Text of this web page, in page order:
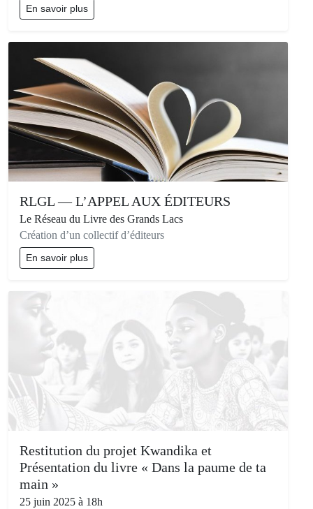
En savoir plus
RLGL — L’APPEL AUX ÉDITEURS
Le Réseau du Livre des Grands Lacs
Création d’un collectif d’éditeurs
En savoir plus
Restitution du projet Kwandika et
Présentation du livre « Dans la paume de ta
main »
25 juin 2025 à 18h